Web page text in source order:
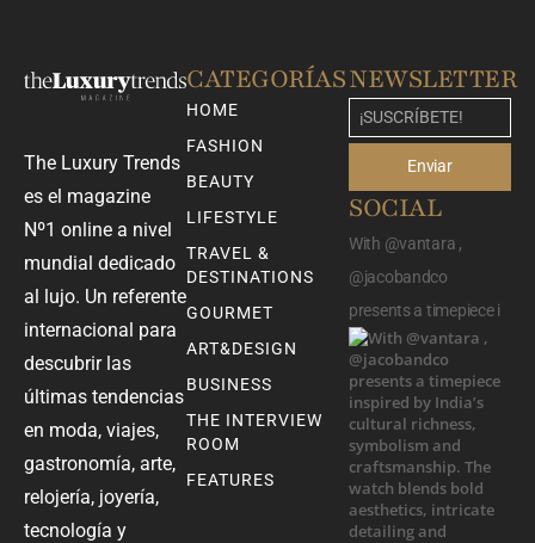
The Luxury Trends
es el magazine
Nº1 online a nivel
mundial dedicado
al lujo. Un referente
internacional para
descubrir las
últimas tendencias
en moda, viajes,
gastronomía, arte,
relojería, joyería,
tecnología y
CATEGORÍAS
HOME
FASHION
BEAUTY
LIFESTYLE
TRAVEL &
DESTINATIONS
GOURMET
ART&DESIGN
BUSINESS
THE INTERVIEW
ROOM
FEATURES
NEWSLETTER
Enviar
SOCIAL
With @vantara ,
@jacobandco
presents a timepiece i